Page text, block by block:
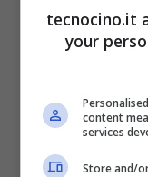
tecnocino.it
your
content
services
Store and/